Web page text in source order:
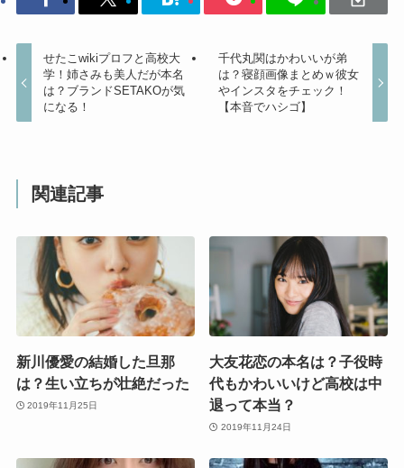
せたこwikiプロフと高校大
学！姉さみも美人だが本名
は？ブランドSETAKOが気
になる！
千代丸関はかわいいが弟
は？寝顔画像まとめｗ彼女
やインスタをチェック！
【本音でハシゴ】
関連記事
新川優愛の結婚した旦那
は？生い立ちが壮絶だった
2019年11月25日
大友花恋の本名は？子役時
代もかわいいけど高校は中
退って本当？
2019年11月24日